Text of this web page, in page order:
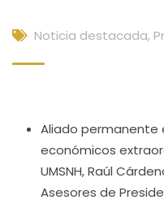
Noticia destacada,
Aliado permanente
económicos
UMSNH, Raúl
Asesores de